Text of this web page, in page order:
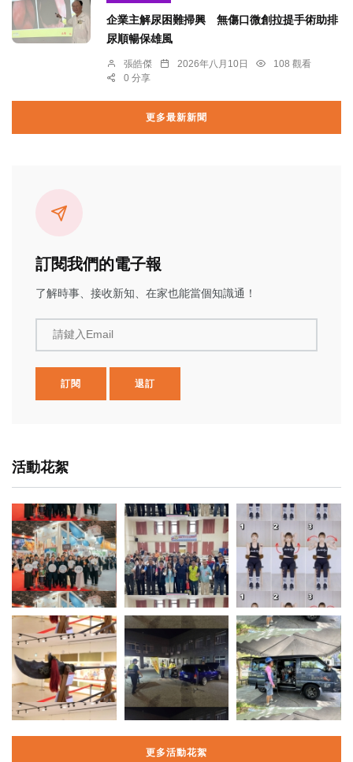
企業主解尿困難掃興 無傷口微創拉提手術助排
尿順暢保雄風
張皓傑 2026年八月10日
108 觀看
0 分享
更多最新新聞
訂閱我們的電子報
了解時事、接收新知、在家也能當個知識通！
請鍵入Email
訂閱 退訂
活動花絮
更多活動花絮